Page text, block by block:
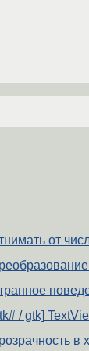
от
/ gtk]
в